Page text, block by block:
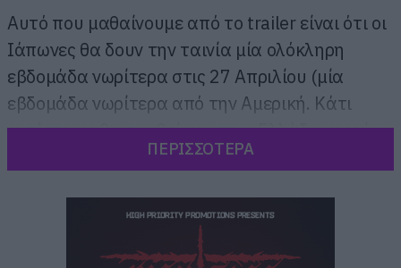
Αυτό που μαθαίνουμε από το trailer είναι ότι οι
Ιάπωνες θα δουν την ταινία μία ολόκληρη
εβδομάδα νωρίτερα στις 27 Απριλίου (μία
εβδομάδα νωρίτερα από την Αμερική. Κάτι
αντίστοιχο θα συμβεί και στην Ελλάδα, αφού η
ταινία κάνει πρεμιέρα στις 26 Απριλίου.
ΠΕΡΙΣΣΟΤΕΡΑ